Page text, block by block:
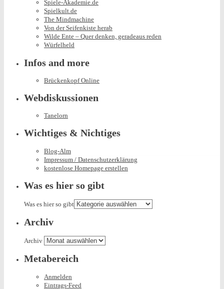
Spiele-Akademie.de
Spielkult.de
The Mindmachine
Von der Seifenkiste herab
Wilde Ente – Quer denken, geradeaus reden
Würfelheld
Infos and more
Brückenkopf Online
Webdiskussionen
Tanelorn
Wichtiges & Nichtiges
Blog-Alm
Impressum / Datenschutzerklärung
kostenlose Homepage erstellen
Was es hier so gibt
Was es hier so gibt
Archiv
Archiv
Metabereich
Anmelden
Eintrags-Feed